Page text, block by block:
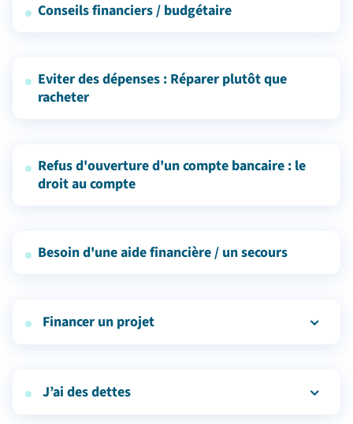
Conseils financiers / budgétaire
Eviter des dépenses : Réparer plutôt que
racheter
Refus d'ouverture d'un compte bancaire : le
droit au compte
Besoin d'une aide financière / un secours
Financer un projet
J’ai des dettes